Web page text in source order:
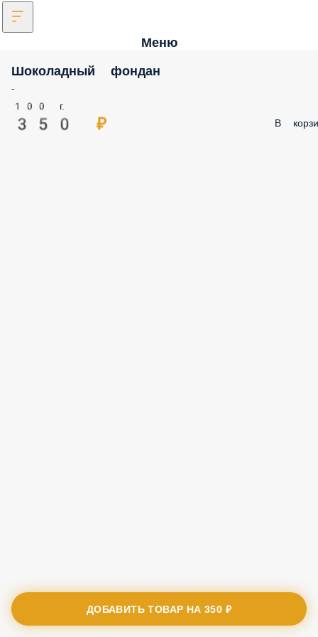
Меню
Шоколадный фондан
-
100 г.
350 ₽ В
ДОБАВИТЬ ТОВАР НА350 ₽